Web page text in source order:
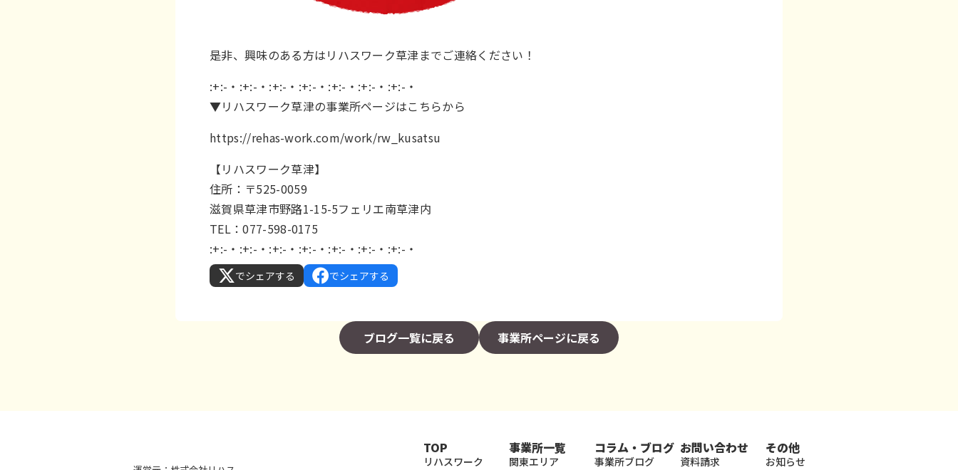
是非、興味のある方はリハスワーク草津までご連絡ください！
:+:-・:+:-・:+:-・:+:-・:+:-・:+:-・:+:-・
▼リハスワーク草津の事業所ページはこちらから
https://rehas-work.com/work/rw_kusatsu
【リハスワーク草津】
住所：〒525-0059
滋賀県草津市野路1-15-5フェリエ南草津内
TEL：077-598-0175
:+:-・:+:-・:+:-・:+:-・:+:-・:+:-・:+:-・
でシェアする でシェアする
ブログ一覧に戻る 事業所ページに戻る
TOP
リハスワーク
事業所一覧
関東エリア
コラム・ブログ
事業所ブログ
お問い合わせ
資料請求
その他
お知らせ